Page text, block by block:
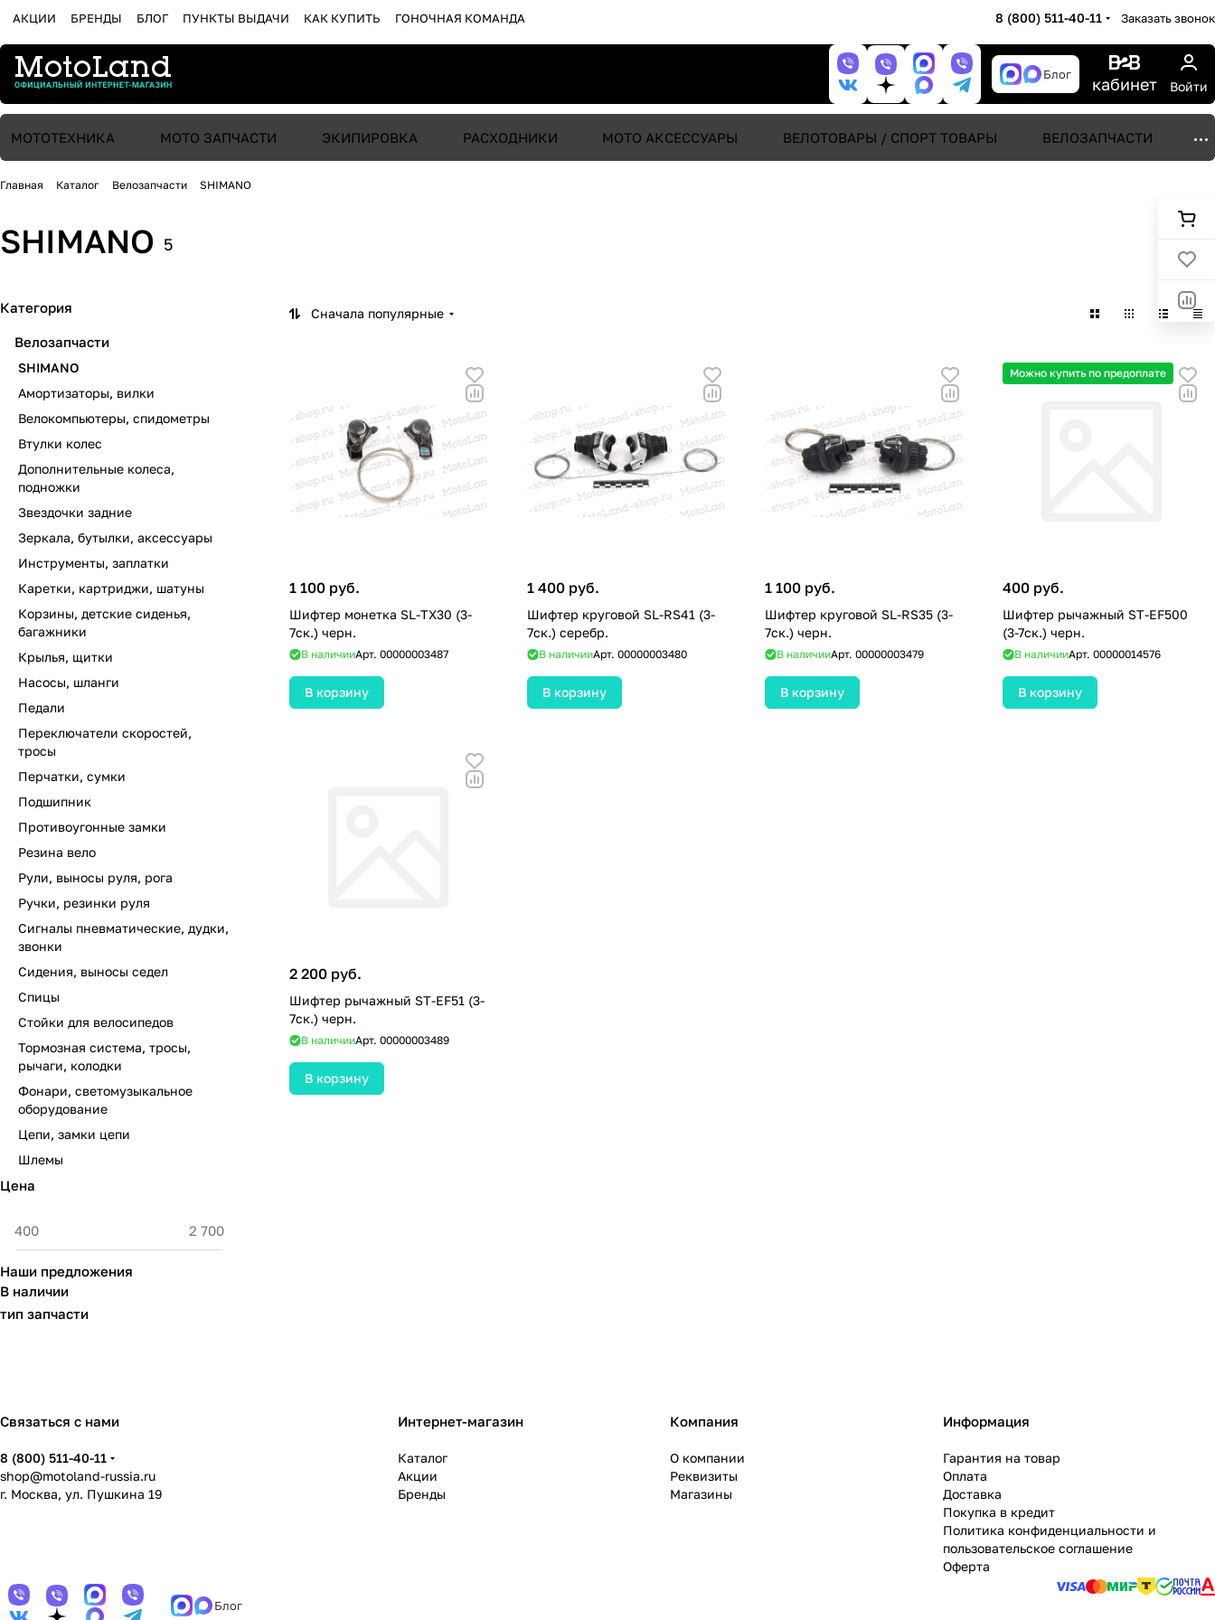
АКЦИИ БРЕНДЫ БЛОГ ПУНКТЫ ВЫДАЧИ КАК КУПИТЬ ГОНОЧНАЯ КОМАНДА 8 (800) 511-40-11 Заказать звонок
Блог кабинет Войти
МОТОТЕХНИКА МОТО ЗАПЧАСТИ ЭКИПИРОВКА РАСХОДНИКИ МОТО АКСЕССУАРЫ ВЕЛОТОВАРЫ / СПОРТ ТОВАРЫ ВЕЛОЗАПЧАСТИ
Главная Каталог Велозапчасти SHIMANO
SHIMANO 5
Сначала популярные
1 100 руб.
Шифтер монетка SL-TX30 (3-
7ск.) черн.
В наличииАрт. 00000003487
В корзину
1 400 руб.
Шифтер круговой SL-RS41 (3-
7ск.) серебр.
В наличииАрт. 00000003480
В корзину
1 100 руб.
Шифтер круговой SL-RS35 (3-
7ск.) черн.
В наличииАрт. 00000003479
В корзину
Можно купить по предоплате
400 руб.
Шифтер рычажный ST-EF500
(3-7ск.) черн.
В наличииАрт. 00000014576
В корзину
2 200 руб.
Шифтер рычажный ST-EF51 (3-
7ск.) черн.
В наличииАрт. 00000003489
В корзину
Категория
Велозапчасти
SHIMANO
Амортизаторы, вилки
Велокомпьютеры, спидометры
Втулки колес
Дополнительные колеса,
подножки
Звездочки задние
Зеркала, бутылки, аксессуары
Инструменты, заплатки
Каретки, картриджи, шатуны
Корзины, детские сиденья,
багажники
Крылья, щитки
Насосы, шланги
Педали
Переключатели скоростей,
тросы
Перчатки, сумки
Подшипник
Противоугонные замки
Резина вело
Рули, выносы руля, рога
Ручки, резинки руля
Сигналы пневматические, дудки,
звонки
Сидения, выносы седел
Спицы
Стойки для велосипедов
Тормозная система, тросы,
рычаги, колодки
Фонари, светомузыкальное
оборудование
Цепи, замки цепи
Шлемы
Цена
Наши предложения
В наличии
тип запчасти
Связаться с нами
8 (800) 511-40-11
shop@motoland-russia.ru
г. Москва, ул. Пушкина 19
Интернет-магазин
Каталог
Акции
Бренды
Компания
О компании
Реквизиты
Магазины
Информация
Гарантия на товар
Оплата
Доставка
Покупка в кредит
Политика конфиденциальности и
пользовательское соглашение
Оферта
Блог